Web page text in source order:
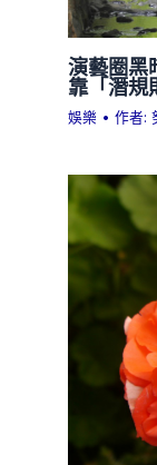
演藝圈黑
靠「潛規
娛樂 • 作者: